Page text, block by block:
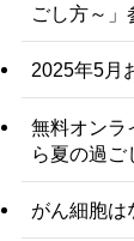
ごし方～」
2025年5月
無料オン
ら夏の過ご
がん細胞は